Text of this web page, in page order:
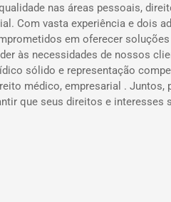
nas áreas pessoais,
Com vasta experiência e dois
em oferecer
às necessidades de nossos
sólido e representação
médico, empresarial . Juntos,
que seus direitos e interesses